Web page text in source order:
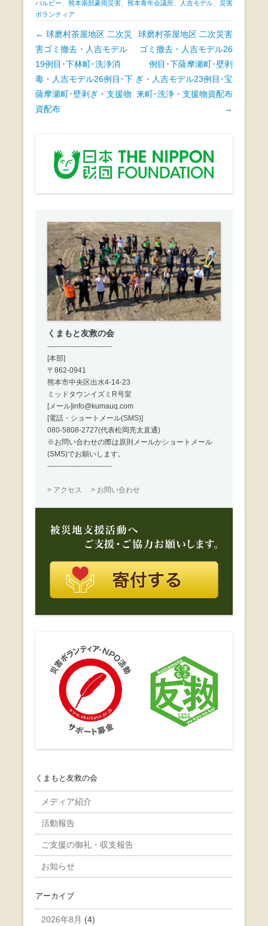
k
バルビー、 熊本南部豪雨災害、 熊本青年会議所、 人吉モデル、 災害
ボランティア
投
稿
ナ
ビ
ゲ
ー
← 球磨村茶屋地区 二次災
害ゴミ撤去・人吉モデル
19例目･下林町･洗浄消
毒・人吉モデル26例目･下
薩摩瀬町･壁剥ぎ・支援物
資配布
球磨村茶屋地区 二次災害
ゴミ撤去・人吉モデル26
例目･下薩摩瀬町･壁剥
ぎ・人吉モデル23例目･宝
来町･洗浄・支援物資配布
→
くまもと友救の会
---------------------------
[本部]
〒862-0941
熊本市中央区出水4-14-23
ミッドタウンイズミR号室
[メール]info@kumauq.com
[電話・ショートメール(SMS)]
080-5808-2727(代表松岡亮太直通)
※お問い合わせの際は原則メールかショートメール
(SMS)でお願いします。
---------------------------
> アクセス > お問い合わせ
くまもと友救の会
メディア紹介
活動報告
ご支援の御礼・収支報告
お知らせ
アーカイブ
2026年8月 (4)